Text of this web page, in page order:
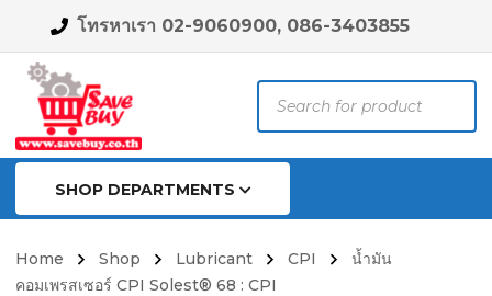
โทรหาเรา 02-9060900, 086-3403855
search
SHOP DEPARTMENTS
Home Shop Lubricant CPI
น้ำมัน
คอมเพรสเซอร์ CPI Solest® 68 : CPI